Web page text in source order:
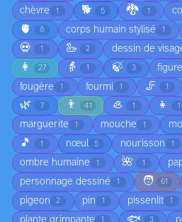
chèvre 1 🐕 5 🐉 1
🫀 8 corps humain stylisé 1
💀 1 🦢 2 dessin de
👩 27 👵 1 🍃 3
fougère 1 fourmi 1 🦵 1
🌿 7 👨 41 🦪 1 👧 1
marguerite 1 mouche 1
🎵 1 nœul 5 nourisson 1
ombre humaine 1 🌺 1
personnage dessiné 1 🧑 61
pigeon 2 pin 1 pissenlit 1
plante grimpante 1 🐟 3